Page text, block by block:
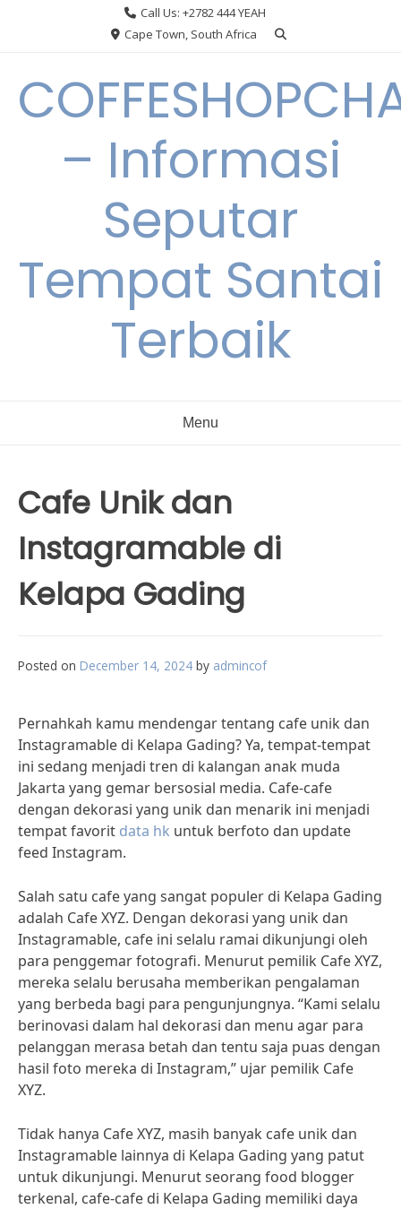
Call Us: +2782 444 YEAH
Cape Town, South Africa
– Informasi
Seputar
Tempat Santai
Terbaik
Menu
Cafe Unik dan
Instagramable di
Kelapa Gading
Posted on December 14, 2024 by admincof
Pernahkah kamu mendengar tentang cafe unik dan
Instagramable di Kelapa Gading? Ya, tempat-tempat
ini sedang menjadi tren di kalangan anak muda
Jakarta yang gemar bersosial media. Cafe-cafe
dengan dekorasi yang unik dan menarik ini menjadi
tempat favorit data hk untuk berfoto dan update
feed Instagram.
Salah satu cafe yang sangat populer di Kelapa Gading
adalah Cafe XYZ. Dengan dekorasi yang unik dan
Instagramable, cafe ini selalu ramai dikunjungi oleh
para penggemar fotografi. Menurut pemilik Cafe XYZ,
mereka selalu berusaha memberikan pengalaman
yang berbeda bagi para pengunjungnya. “Kami selalu
berinovasi dalam hal dekorasi dan menu agar para
pelanggan merasa betah dan tentu saja puas dengan
hasil foto mereka di Instagram,” ujar pemilik Cafe
XYZ.
Tidak hanya Cafe XYZ, masih banyak cafe unik dan
Instagramable lainnya di Kelapa Gading yang patut
untuk dikunjungi. Menurut seorang food blogger
terkenal, cafe-cafe di Kelapa Gading memiliki daya